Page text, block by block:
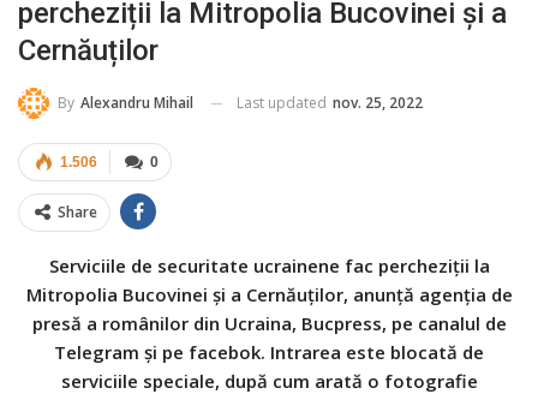
percheziții la Mitropolia Bucovinei și a
Cernăuților
By Alexandru Mihail Last updated nov. 25, 2022
0
1.506
Share
Serviciile de securitate ucrainene fac percheziții la
Mitropolia Bucovinei și a Cernăuților, anunță agenția de
presă a românilor din Ucraina, Bucpress, pe canalul de
Telegram și pe facebok. Intrarea este blocată de
serviciile speciale, după cum arată o fotografie